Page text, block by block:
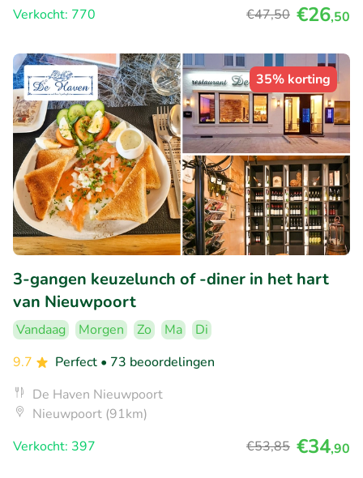
Verkocht: 770
€47,50 €26,50
35% korting
3-gangen keuzelunch of -diner in het hart
van Nieuwpoort
Vandaag Morgen Zo Ma
Di
9.7
Perfect • 73 beoordelingen
De Haven Nieuwpoort
Nieuwpoort (91km)
Verkocht: 397
€53,85 €34,90